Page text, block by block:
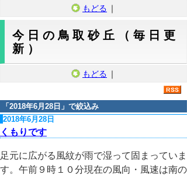
もどる ｜
今日の鳥取砂丘（毎日更
新）
もどる ｜
「 2018年6月28日 」で絞込み
2018年6月28日
くもりです
足元に広がる風紋が雨で湿って固まっていま
す。午前９時１０分現在の風向・風速は南の